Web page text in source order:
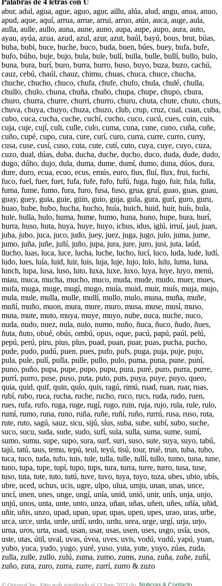
abur, adul, agua, ague, aguo, agur, aillu, alúa, alud, angu, anua, anuo,
apud, aque, aquí, arrua, arrue, arrui, arruo, atún, auca, auge, aula,
aulla, aulle, aullo, auna, aune, auno, aupa, aupe, aupo, aura, auto,
ayau, ayúa, azua, azud, azul, azur, azut, baúl, bayú, bous, brut, búas,
buba, bubi, buce, buche, buco, buda, buen, búes, buey, bufa, bufe,
bufo, búho, buje, bujo, bula, bule, bulí, bulla, bulle, bullí, bullo, bulo,
buna, bura, burí, buro, burra, burro, buso, buyo, buza, buzo, cachú,
cauz, cebú, chaúl, chauz, chimu, chuas, chuca, chuce, chucha,
chuche, chucho, chuco, chufa, chufe, chufo, chula, chulé, chulla,
chullo, chulo, chuna, chuña, chuño, chupa, chupe, chupo, chura,
churo, churra, churre, churri, churro, churu, chuta, chute, chuto, chuts,
chuva, chuya, chuyo, chuza, chuzo, club, crup, cruz, cual, cuan, cuba,
cubo, cuca, cucha, cuche, cuchí, cucho, cuco, cucú, cues, cuin, cuis,
cuja, cuje, cují, culi, culle, culo, cuma, cuna, cune, cuno, cuña, cuñe,
cuño, cupé, cupo, cura, cure, curí, curo, curra, curre, curro, curry,
cusa, cuse, cusí, cuso, cuta, cute, cutí, cuto, cuya, cuye, cuyo, cuza,
cuzo, dual, dúas, duba, ducha, duche, ducho, duco, duda, dude, dudo,
dugo, dúho, dujo, dula, duma, dume, dumí, dumo, duna, dúos, dura,
dure, duro, ecua, ecuo, ecus, emús, euro, fius, fluí, flux, frui, fuchi,
fuco, fuel, fuer, fuet, fufa, fufe, fufo, fufú, fuga, fugo, fuir, fula, fulla,
fuma, fume, fumo, fura, furo, fusa, fuso, grua, gruí, guao, guas, guau,
guay, guey, guia, guie, güin, guio, guja, gula, gura, gurí, guro, guru,
huao, hube, hubo, hucha, hucho, huía, huich, huid, huir, huís, hula,
hule, hulla, hulo, huma, hume, humo, huna, huno, hupe, hura, hurí,
hurra, huso, huta, huya, huye, huyo, ichus, idus, iglú, irruí, jaul, juan,
juba, jubo, juca, juco, judo, juey, juez, juga, jugo, julo, juma, jume,
jumo, juña, juñe, juñí, juño, jupa, jura, jure, juro, jusi, juta, laúd,
llucho, luas, luca, luce, lucha, luche, lucho, lucí, luco, luda, lude, ludí,
ludo, lues, luía, luid, luir, luis, luja, luje, lujo, lulo, lulu, luma, luna,
lunch, lupa, lusa, luso, luto, luxa, luxe, luxo, luya, luye, luyo, menú,
miau, muca, mucha, mucho, muco, muda, mude, mudo, muer, mues,
mufa, muga, muge, mugí, mugo, muía, muid, muir, muís, muja, mujo,
mula, mule, mulla, mulle, mullí, mullo, mulo, muna, muña, muñe,
muñí, muño, muon, mura, mure, muro, musa, muse, musí, muso,
muta, mute, muto, muya, muye, muyo, nube, nuca, nuche, nuco,
nuda, nudo, nuez, nula, nulo, numo, nuño, ñuca, ñuco, ñudo, ñues,
ñuta, ñuto, obué, obús, ombú, opus, oque, pacú, papú, paúl, pelú,
pepú, perú, piru, pius, plus, puad, puan, puar, puas, pucha, pucho,
pude, pudo, pudú, puen, pues, pufo, pufs, puga, puja, puje, pujo,
pula, pule, pulí, pulla, pulle, pullo, pulo, puma, puna, pune, puní,
puno, puño, pupa, pupe, pupo, pupu, pura, puré, puro, purra, purre,
purrí, purro, puse, puso, puta, puto, puts, puya, puye, puyo, queo,
quia, quid, quif, quin, quío, quis, ragú, rimú, ruad, ruan, ruar, ruas,
rubí, rubo, ruca, rucha, ruche, rucho, ruco, rucs, ruda, rudo, ruen,
rues, rufa, rufo, ruga, ruge, rugí, rugo, ruin, ruja, rujo, rula, rule, rulo,
rumí, rumo, runa, runo, ruña, ruñe, ruñí, ruño, rurrú, rusa, ruso, ruta,
rute, ruto, sagú, sauz, sicu, sijú, síus, suba, sube, subí, subo, suche,
suco, sucu, suda, sude, sudo, sufí, sula, sulla, suma, sume, sumí,
sumo, sumu, supe, supo, sura, surf, suri, suso, sute, suya, suyo, tabú,
tajú, tatú, taus, temu, tepú, teul, teyú, tisú, tour, trué, trun, tuba, tubo,
tuca, tuco, tuda, tufo, tuis, tule, tulla, tulle, tullí, tullo, tumo, tuna, tune,
tuno, tupa, tupe, tupí, tupo, tups, tura, turra, turre, turro, tusa, tuse,
tuso, tuta, tute, tuto, tutú, tuve, tuvo, tuya, tuyo, tuza, ubes, ubio, ubís,
ubre, uced, uchus, ucis, ugre, ulpo, ulua, umju, unan, unas, unce,
uncí, unen, unes, unge, ungí, unía, unid, unió, unir, unís, unja, unjo,
unjú, unos, unta, unte, unto, unza, uñan, uñas, uñen, uñes, uñía, uñid,
uñir, uñis, unzo, upad, upan, upar, upas, upen, upes, urao, uras, urbe,
urca, urce, urda, urde, urdí, urdo, urdu, urea, urge, urgí, urja, urjo,
urna, uros, urta, usad, usan, usar, usas, usen, uses, usgo, usía, usos,
uste, utas, útil, uval, uvas, úvea, uves, uvis, vodú, vudú, yapú, yuan,
yubo, yuca, yudo, yugo, yuré, yuso, yuta, yute, yuyo, zúas, zuda,
zulla, zulle, zullo, zulú, zuma, zumo, zums, zuna, zuña, zuñe, zuñí,
zuño, zura, zuro, zurra, zurre, zurrí, zurro & zuzo